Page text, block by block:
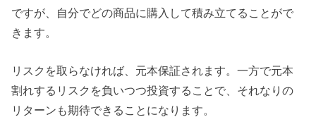
ですが、自分でどの商品に購入して積み立てることがで
きます。
リスクを取らなければ、元本保証されます。一方で元本
割れするリスクを負いつつ投資することで、それなりの
リターンも期待できることになります。